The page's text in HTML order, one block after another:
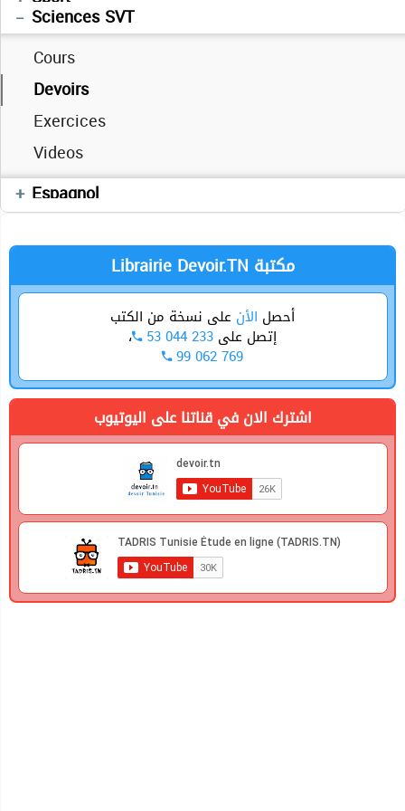
العربية
Sciences SVT
Cours
Devoirs
Exercices
Videos
Espagnol
Cours
Librairie Devoir.TN مكتبة
أحصل الأن على نسخة من الكتب
إتصل على 53 044 233 ،
99 062 769
اشترك الان في قناتنا على اليوتيوب